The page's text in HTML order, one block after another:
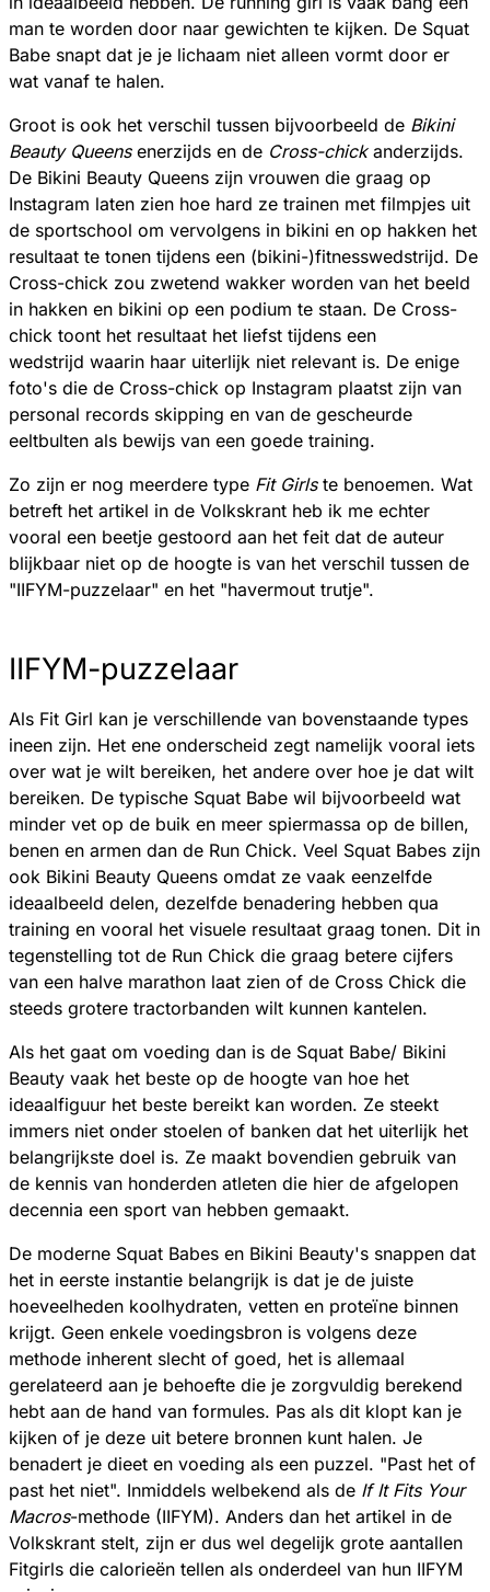
man te worden door naar gewichten te kijken. De Squat
Babe snapt dat je je lichaam niet alleen vormt door er
wat vanaf te halen.
Groot is ook het verschil tussen bijvoorbeeld de Bikini
Beauty Queensenerzijds en de Cross-chickanderzijds.
De Bikini Beauty Queens zijn vrouwen die graag op
Instagram laten zien hoe hard ze trainen met filmpjes uit
de sportschool om vervolgens in bikini en op hakken het
resultaat te tonen tijdens een (bikini-)fitnesswedstrijd. De
Cross-chick zou zwetend wakker worden van het beeld
in hakken en bikini op een podium te staan. De Cross-
chick toont het resultaat het liefst tijdens een
wedstrijd waarin haar uiterlijk niet relevant is. De enige
foto's die de Cross-chick op Instagram plaatst zijn van
personal records skipping en van de gescheurde
eeltbulten als bewijs van een goede training.
Zo zijn er nog meerdere type Fit Girlste benoemen. Wat
betreft het artikel in de Volkskrant heb ik me echter
vooral een beetje gestoord aan het feit dat de auteur
blijkbaar niet op de hoogte is van het verschil tussen de
"IIFYM-puzzelaar" en het "havermout trutje".
IIFYM-puzzelaar
Als Fit Girl kan je verschillende van bovenstaande types
ineen zijn. Het ene onderscheid zegt namelijk vooral iets
over wat je wilt bereiken, het andere over hoe je dat wilt
bereiken. De typische Squat Babe wil bijvoorbeeld wat
minder vet op de buik en meer spiermassa op de billen,
benen en armen dan de Run Chick. Veel Squat Babes zijn
ook Bikini Beauty Queens omdat ze vaak eenzelfde
ideaalbeeld delen, dezelfde benadering hebben qua
training en vooral het visuele resultaat graag tonen. Dit in
tegenstelling tot de Run Chick die graag betere cijfers
van een halve marathon laat zien of de Cross Chick die
steeds grotere tractorbanden wilt kunnen kantelen.
Als het gaat om voeding dan is de Squat Babe/ Bikini
Beauty vaak het beste op de hoogte van hoe het
ideaalfiguur het beste bereikt kan worden. Ze steekt
immers niet onder stoelen of banken dat het uiterlijk het
belangrijkste doel is. Ze maakt bovendien gebruik van
de kennis van honderden atleten die hier de afgelopen
decennia een sport van hebben gemaakt.
De moderne Squat Babes en Bikini Beauty's snappen dat
het in eerste instantie belangrijk is dat je de juiste
hoeveelheden koolhydraten, vetten en proteïne binnen
krijgt. Geen enkele voedingsbron is volgens deze
methode inherent slecht of goed, het is allemaal
gerelateerd aan je behoefte die je zorgvuldig berekend
hebt aan de hand van formules. Pas als dit klopt kan je
kijken of je deze uit betere bronnen kunt halen. Je
benadert je dieet en voeding als een puzzel. "Past het of
past het niet". Inmiddels welbekend als de If It Fits Your
Macros-methode (IIFYM). Anders dan het artikel in de
Volkskrant stelt, zijn er dus wel degelijk grote aantallen
Fitgirls die calorieën tellen als onderdeel van hun IIFYM